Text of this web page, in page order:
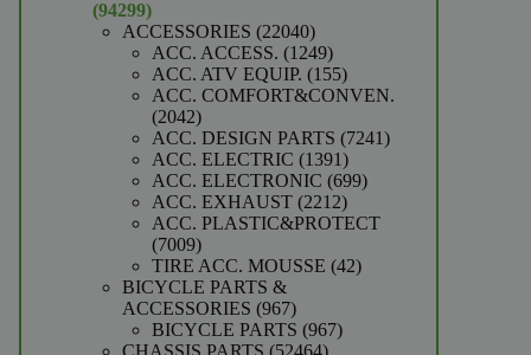
9429994299
producten
ACCESSORIES 2204022040
producten
ACC. ACCESS. 12491249
producten
ACC. ATV EQUIP. 155155
producten
ACC. COMFORT&CONVEN.
20422042
producten
ACC. DESIGN PARTS 72417241
ACC. ELECTRIC 13911391
producten
ACC. ELECTRONIC 699699
ACC. EXHAUST 22122212
producten
ACC. PLASTIC&PROTECT
70097009
producten
TIRE ACC. MOUSSE 4242
BICYCLE PARTS &
ACCESSORIES 967967
producten
BICYCLE PARTS 967967
CHASSIS PARTS 5246452464